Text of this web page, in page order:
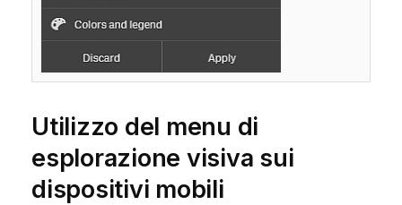
Utilizzo del menu di
esplorazione visiva sui
dispositivi mobili